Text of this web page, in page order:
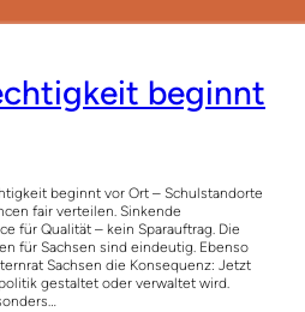
beginnt
beginnt vor Ort – Schulstandorte
fair verteilen. Sinkende
für Qualität – kein Sparauftrag. Die
für Sachsen sind eindeutig. Ebenso
Sachsen die Konsequenz: Jetzt
gestaltet oder verwaltet wird.